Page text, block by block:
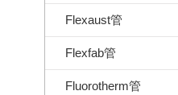
Flexaust管
Flexfab管
Fluorotherm管